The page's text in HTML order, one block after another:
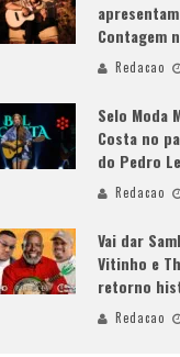
Contagem
Redacao
Selo Moda
Costa no
do Pedro
Redacao
Vai dar
Vitinho e
retorno
Redacao